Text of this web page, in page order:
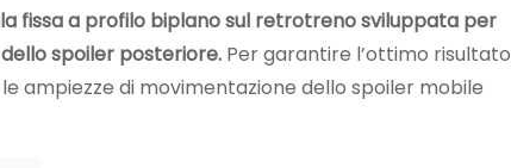
fissa a profilo biplano sul retrotreno sviluppata per
spoiler posteriore. Per garantire l’ottimo risultato
ampiezze di movimentazione dello spoiler mobile